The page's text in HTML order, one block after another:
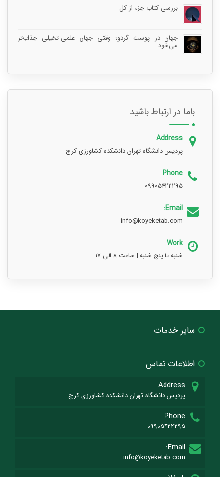
بررسی کتاب جزء از کل
جهان در پوست گردو؛ وقتی جهان علمی-تخیلی جذاب‌تر
می‌شود
باما در ارتباط باشید
Address
پردیس دانشگاه تهران دانشکده کشاورزی کرج
Phone
09905422295
Email:
info@koyeketab.com
Work
شنبه تا پنج شنبه | ساعت ۸ الی ۱۷
سایر خدمات
اطلاعات تماس
Address
پردیس دانشگاه تهران دانشکده کشاورزی کرج
Phone
09905422295
Email:
info@koyeketab.com